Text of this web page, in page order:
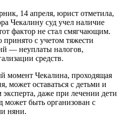
14 апреля, юрист отметила,
Чекалину суд учел наличие
фактор не стал смягчающим.
с учетом тяжести
— неуплаты налогов,
средств.
момент Чекалина, проходящая
может оставаться с детьми и
даже при лечении дети
может быть организован с
няни.